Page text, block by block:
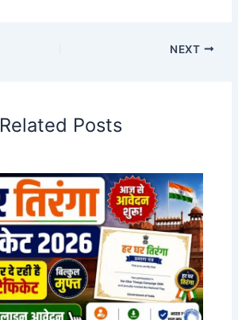
NEXT
Related Posts